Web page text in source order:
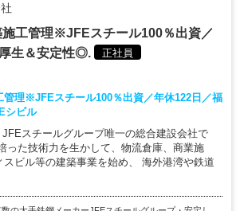
施工管理※JFEスチール100％出資／
生＆安定性◎.
正社員
管理※JFEスチール100％出資／年休122日／福
シビル
スチールグループ唯一の総合建設会社で
った技術力を生かして、物流倉庫、商業施
ビル等の建築事業を始め、 海外港湾や鉄道